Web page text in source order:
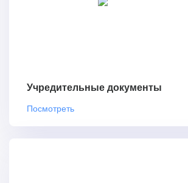
Учредительные документы
Посмотреть